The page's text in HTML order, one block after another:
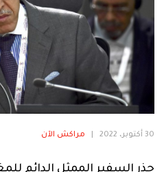
دولية
المرأة
فنية
منوعة
آراء
30 أكتوبر، 2022 مراكش الآن
حذر السفير الممثل الدائم